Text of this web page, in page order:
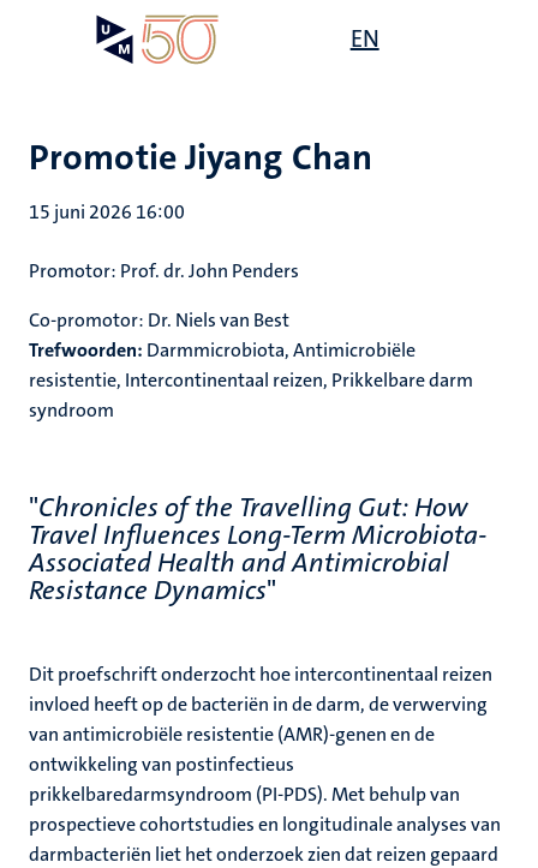
gaan
EN
Promotie Jiyang Chan
15 juni 2026 16:00
Promotor: Prof. dr. John Penders
Co-promotor: Dr. Niels van Best
Trefwoorden: Darmmicrobiota, Antimicrobiële
resistentie, Intercontinentaal reizen, Prikkelbare darm
syndroom
"Chronicles of the Travelling Gut: How
Travel Influences Long-Term Microbiota-
Associated Health and Antimicrobial
Resistance Dynamics"
Dit proefschrift onderzocht hoe intercontinentaal reizen
invloed heeft op de bacteriën in de darm, de verwerving
van antimicrobiële resistentie (AMR)-genen en de
ontwikkeling van postinfectieus
prikkelbaredarmsyndroom (PI-PDS). Met behulp van
prospectieve cohortstudies en longitudinale analyses van
darmbacteriën liet het onderzoek zien dat reizen gepaard